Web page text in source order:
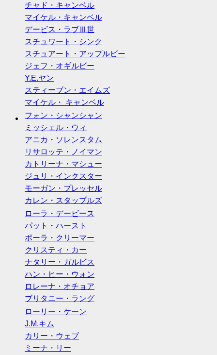
チャド・キャンベル
マイケル・キャンベル
デービス・ラブⅢ世
スチュワート・シンク
スチュアート・アップルビー
ジェフ・オギルビー
Y.E.ヤン
スティーブン・エイムズ
マイケル・ キャンベル
フォン・シャンシャン
ミッシェル・ウィ
アニカ・ソレンスタム
リサロッテ・ノイマン
カトリーナ・マシュー
ジュリ・インクスター
モーガン・プレッセル
カレン・スタップルズ
ローラ・デービース
パット・ハースト
ポーラ・クリーマー
クリスティ・カー
ナタリー・ガルビス
ハン・ヒー・ウォン
ロレーナ・オチョア
ブリタニー・ラング
ローリー・ケーン
J.M.キム
カリー・ウェブ
ミーナ・リー